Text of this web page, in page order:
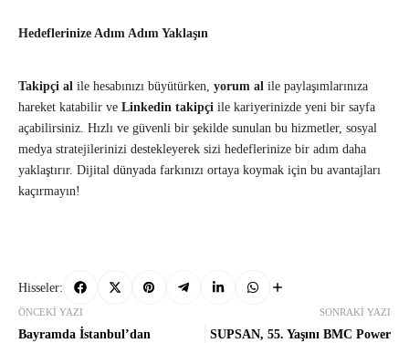
Hedeflerinize Adım Adım Yaklaşın
Takipçi al ile hesabınızı büyütürken, yorum al ile paylaşımlarınıza
hareket katabilir ve Linkedin takipçi ile kariyerinizde yeni bir sayfa
açabilirsiniz. Hızlı ve güvenli bir şekilde sunulan bu hizmetler, sosyal
medya stratejilerinizi destekleyerek sizi hedeflerinize bir adım daha
yaklaştırır. Dijital dünyada farkınızı ortaya koymak için bu avantajları
kaçırmayın!
Hisseler:
ÖNCEKI YAZI
Bayramda İstanbul’dan
SONRAKI YAZI
SUPSAN, 55. Yaşını BMC Power